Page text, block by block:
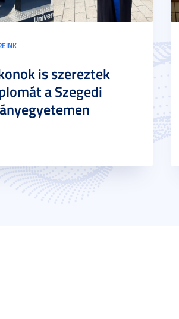
is szereztek
a Szegedi